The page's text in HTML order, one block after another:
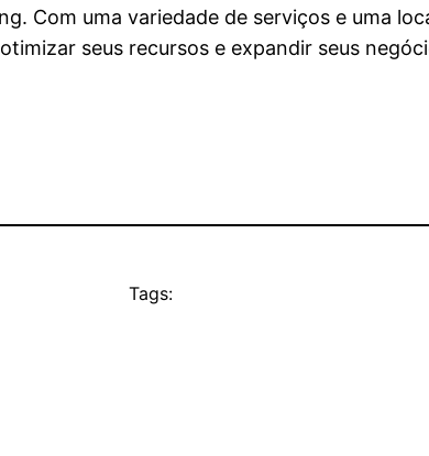
Com uma variedade de serviços e uma
seus recursos e expandir seus
Tags: